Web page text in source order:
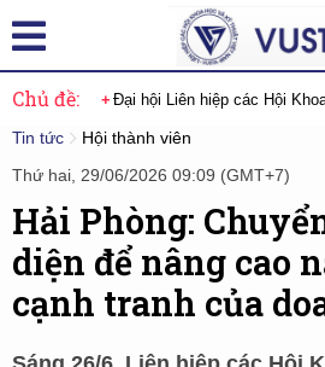
Chủ đề: Đại hội Liên hiệp các Hội
Tin tức
Hội thành viên
Thứ hai, 29/06/2026 09:09 (GMT+7)
Hải Phòng:
diện để nâng cao
cạnh tranh của